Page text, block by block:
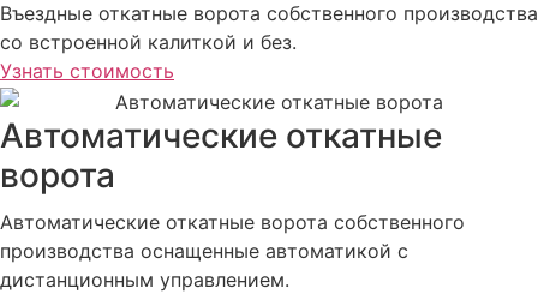
Въездные откатные ворота собственного производства
со встроенной калиткой и без.
Узнать стоимость
Автоматические откатные
ворота
Автоматические откатные ворота собственного
производства оснащенные автоматикой с
дистанционным управлением.